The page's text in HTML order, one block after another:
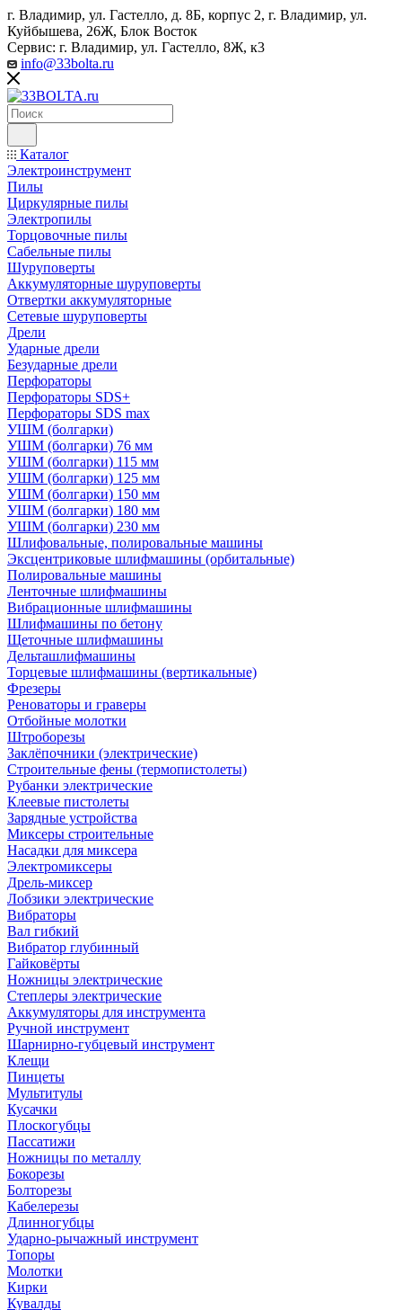
г. Владимир, ул. Гастелло, д. 8Б, корпус 2, г. Владимир, ул. ​
Куйбышева, 26Ж, Блок Восток
Сервис: г. Владимир, ул. Гастелло, 8Ж, к3
info@33bolta.ru
Каталог
Электроинструмент
Пилы
Циркулярные пилы
Электропилы
Торцовочные пилы
Сабельные пилы
Шуруповерты
Аккумуляторные шуруповерты
Отвертки аккумуляторные
Сетевые шуруповерты
Дрели
Ударные дрели
Безударные дрели
Перфораторы
Перфораторы SDS+
Перфораторы SDS max
УШМ (болгарки)
УШМ (болгарки) 76 мм
УШМ (болгарки) 115 мм
УШМ (болгарки) 125 мм
УШМ (болгарки) 150 мм
УШМ (болгарки) 180 мм
УШМ (болгарки) 230 мм
Шлифовальные, полировальные машины
Эксцентриковые шлифмашины (орбитальные)
Полировальные машины
Ленточные шлифмашины
Вибрационные шлифмашины
Шлифмашины по бетону
Щеточные шлифмашины
Дельташлифмашины
Торцевые шлифмашины (вертикальные)
Фрезеры
Реноваторы и граверы
Отбойные молотки
Штроборезы
Заклёпочники (электрические)
Строительные фены (термопистолеты)
Рубанки электрические
Клеевые пистолеты
Зарядные устройства
Миксеры строительные
Насадки для миксера
Электромиксеры
Дрель-миксер
Лобзики электрические
Вибраторы
Вал гибкий
Вибратор глубинный
Гайковёрты
Ножницы электрические
Степлеры электрические
Аккумуляторы для инструмента
Ручной инструмент
Шарнирно-губцевый инструмент
Клещи
Пинцеты
Мультитулы
Кусачки
Плоскогубцы
Пассатижи
Ножницы по металлу
Бокорезы
Болторезы
Кабелерезы
Длинногубцы
Ударно-рычажный инструмент
Топоры
Молотки
Кирки
Кувалды